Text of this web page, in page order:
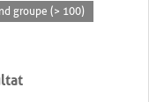
groupe (> 100)